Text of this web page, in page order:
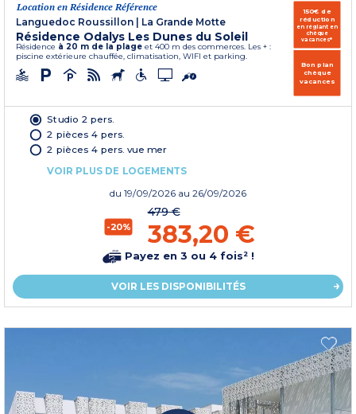
Location en Résidence Référence
Languedoc Roussillon
La Grande Motte
Résidence Odalys Les Dunes du Soleil
Résidence à 20 m de la plage et 400 m des commerces. Les + :
piscine extérieure chauffée, climatisation, WIFI et parking.
150€ de
réduction
en réglant en
chèque
vacances*
Bon plan
chèque
vacances
Studio 2 pers.
2 pièces 4 pers.
2 pièces 4 pers. vue mer
VOIR PLUS DE LOGEMENTS
du 19/09/2026 au 26/09/2026
-20%
479 €
383,20 €
Payez en 3 ou 4 fois² !
VOIR LES DISPONIBILITÉS